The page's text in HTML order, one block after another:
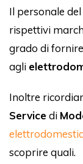
Il personale del
rispettivi
grado di
agli
Inoltre
Servicedi
scoprire quali.